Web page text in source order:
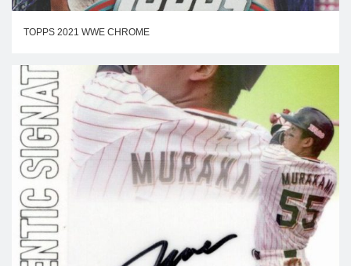
TOPPS 2021 WWE CHROME